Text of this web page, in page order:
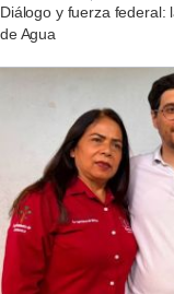
Diálogo y fuerza federal:
de Agua